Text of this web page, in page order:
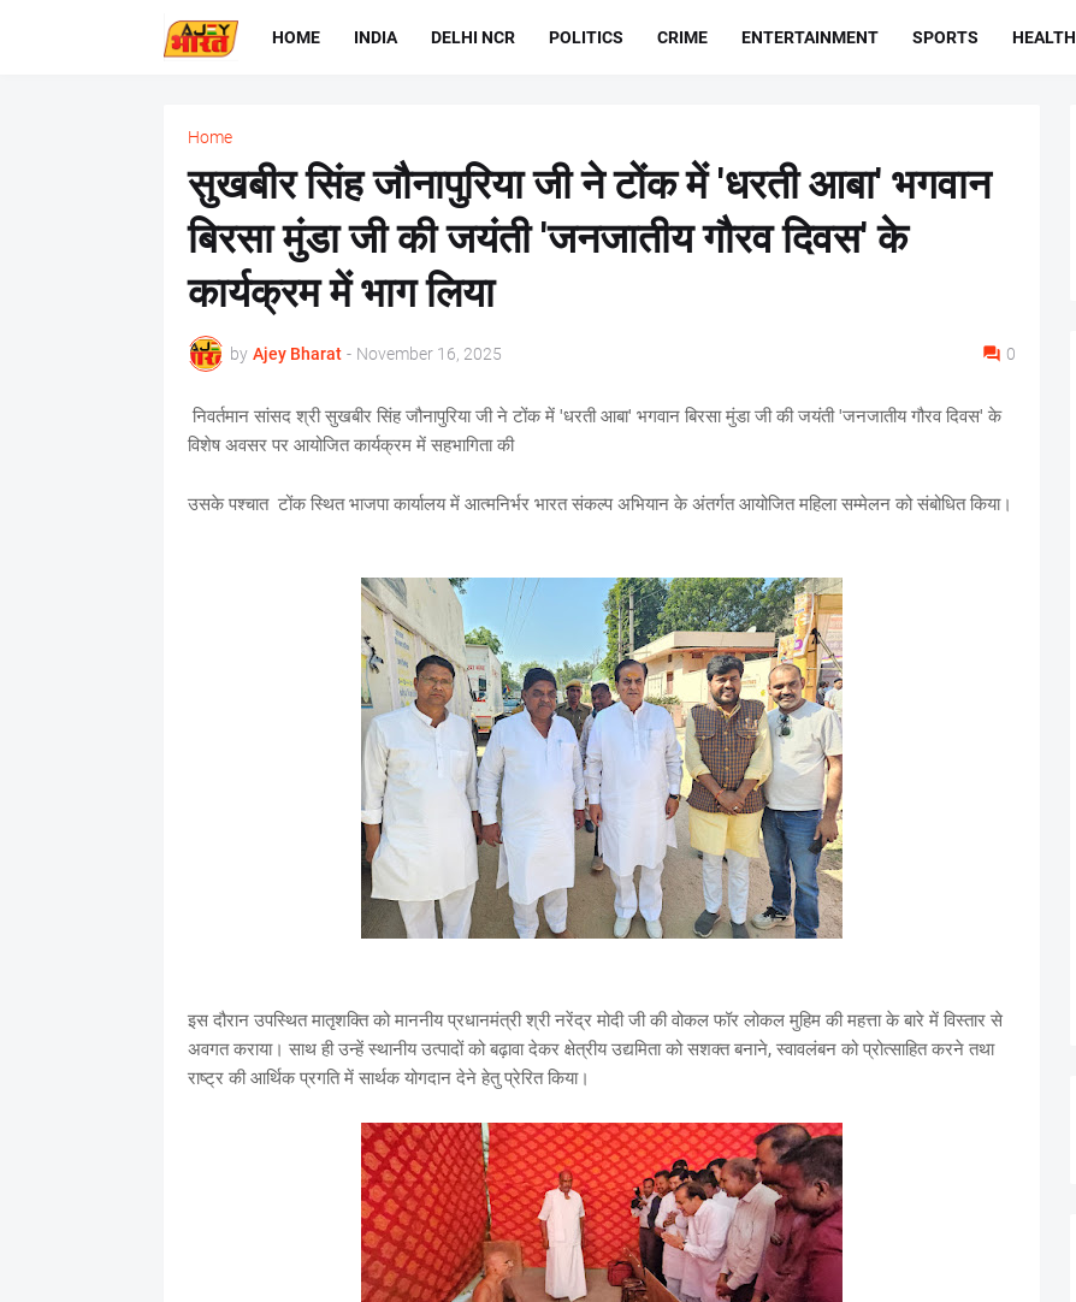
HOME INDIA DELHI NCR POLITICS CRIME ENTERTAINMENT SPORTS HEALTH
Home
सुखबीर सिंह जौनापुरिया जी ने टोंक में 'धरती आबा' भगवान
बिरसा मुंडा जी की जयंती 'जनजातीय गौरव दिवस' के
कार्यक्रम में भाग लिया
by Ajey Bharat - November 16, 2025 0
निवर्तमान सांसद श्री सुखबीर सिंह जौनापुरिया जी ने टोंक में 'धरती आबा' भगवान बिरसा मुंडा जी की जयंती 'जनजातीय गौरव दिवस' के
विशेष अवसर पर आयोजित कार्यक्रम में सहभागिता की
उसके पश्चात टोंक स्थित भाजपा कार्यालय में आत्मनिर्भर भारत संकल्प अभियान के अंतर्गत आयोजित महिला सम्मेलन को संबोधित किया।
इस दौरान उपस्थित मातृशक्ति को माननीय प्रधानमंत्री श्री नरेंद्र मोदी जी की वोकल फॉर लोकल मुहिम की महत्ता के बारे में विस्तार से
अवगत कराया। साथ ही उन्हें स्थानीय उत्पादों को बढ़ावा देकर क्षेत्रीय उद्यमिता को सशक्त बनाने, स्वावलंबन को प्रोत्साहित करने तथा
राष्ट्र की आर्थिक प्रगति में सार्थक योगदान देने हेतु प्रेरित किया।